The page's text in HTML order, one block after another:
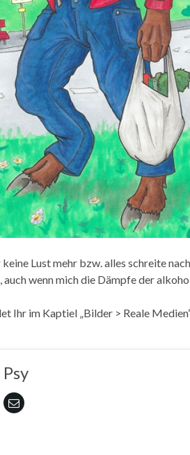
Lust mehr bzw. alles schreite
wenn mich die Dämpfe der
Ihr im Kaptiel „Bilder > Reale
Psy